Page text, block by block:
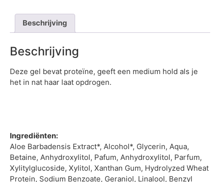
Beschrijving
Beschrijving
Deze gel bevat proteïne, geeft een medium hold als je
het in nat haar laat opdrogen.
Ingrediënten:
Aloe Barbadensis Extract*, Alcohol*, Glycerin, Aqua,
Betaine, Anhydroxylitol, Pafum, Anhydroxylitol, Parfum,
Xylitylglucoside, Xylitol, Xanthan Gum, Hydrolyzed Wheat
Protein, Sodium Benzoate, Geraniol, Linalool, Benzyl